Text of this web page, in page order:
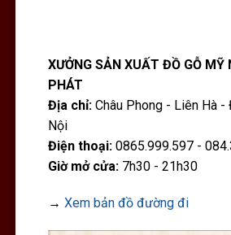
XƯỞNG SẢN XUẤT ĐỒ GỖ MỸ
PHÁT
Địa chỉ:Châu Phong - Liên Hà -
Nội
Điện thoại:0865.999.597 -
Giờ mở cửa:7h30 - 21h30
→ Xem bản đồ đường đi